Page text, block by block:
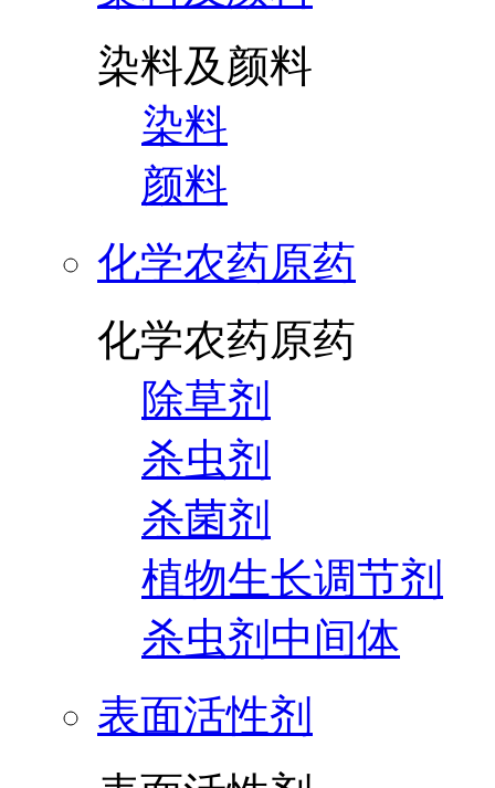
染料及颜料
染料
颜料
化学农药原药
化学农药原药
除草剂
杀虫剂
杀菌剂
植物生长调节剂
杀虫剂中间体
表面活性剂